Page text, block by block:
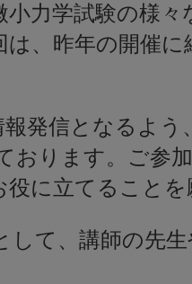
力学試験の様々
、昨年の開催
報発信となるよ
ります。ご参
に立てることを
して、講師の先